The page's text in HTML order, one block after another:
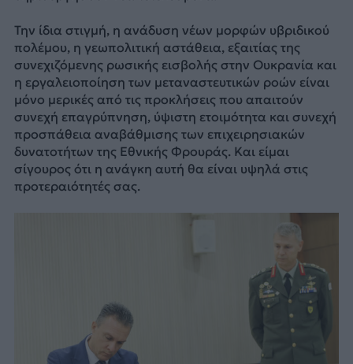
Την ίδια στιγμή, η ανάδυση νέων μορφών υβριδικού
πολέμου, η γεωπολιτική αστάθεια, εξαιτίας της
συνεχιζόμενης ρωσικής εισβολής στην Ουκρανία και
η εργαλειοποίηση των μεταναστευτικών ροών είναι
μόνο μερικές από τις προκλήσεις που απαιτούν
συνεχή επαγρύπνηση, ύψιστη ετοιμότητα και συνεχή
προσπάθεια αναβάθμισης των επιχειρησιακών
δυνατοτήτων της Εθνικής Φρουράς. Και είμαι
σίγουρος ότι η ανάγκη αυτή θα είναι υψηλά στις
προτεραιότητές σας.